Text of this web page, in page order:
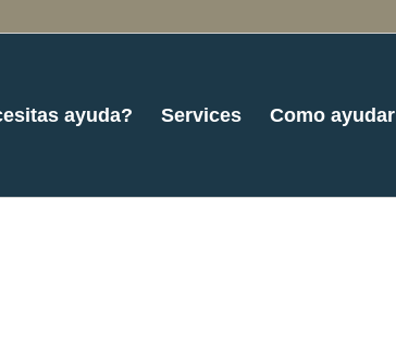
ayuda? Services Como ayudar